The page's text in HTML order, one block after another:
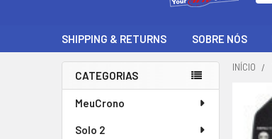
SHIPPING & RETURNS SOBRE NÓS
Barra
lateral
CATEGORIAS
MeuCrono
Solo 2
INÍCIO